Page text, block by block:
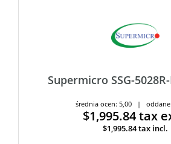
Supermicro SSG-5028R-
średnia ocen: 5,00 | oddane
$1,995.84tax
$1,995.84tax incl.